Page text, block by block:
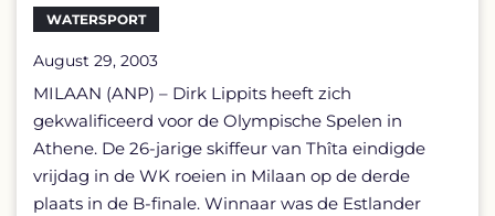
WATERSPORT
August 29, 2003
MILAAN (ANP) – Dirk Lippits heeft zich
gekwalificeerd voor de Olympische Spelen in
Athene. De 26-jarige skiffeur van Thîta eindigde
vrijdag in de WK roeien in Milaan op de derde
plaats in de B-finale. Winnaar was de Estlander